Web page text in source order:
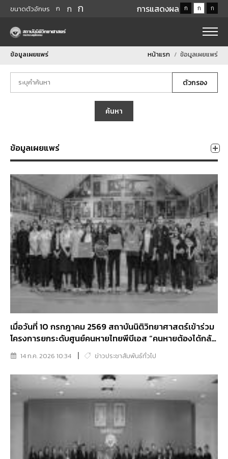
ขนาดตัวอักษร ก ก ก การแสดงผล ก ก ก
ข้อมูลเผยแพร่ หน้าแรก ข้อมูลเผยแพร่
ตัวกรอง
ค้นหา
ข้อมูลเผยแพร่
เมื่อวันที่ 10 กรกฎาคม 2569 สถาบันนิติวิทยาศาสตร์เข้าร่วม
โครงการยกระดับศูนย์คนหายไทยพีบีเอส “คนหายต้องได้กลับ
บ้าน” ณ วัดไทรใหญ่ อำเภอไทรน้อย จังหวัดนนทบุรี
14 ก.ค. 2026 10:34 ข่าวประชาสัมพันธ์ทั่วไป